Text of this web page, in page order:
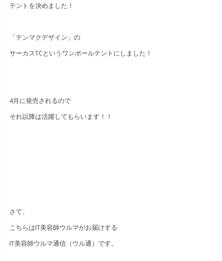
テントを決めました！
「テンマクデザイン」の
サーカスTCというワンポールテントにしました！
4月に発売されるので
それ以降は活躍してもらいます！！
さて、
こちらはIT美容師ウルマがお届けする
IT美容師ウルマ通信（ウル通）です。